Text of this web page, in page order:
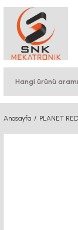
Anasayfa PLANET